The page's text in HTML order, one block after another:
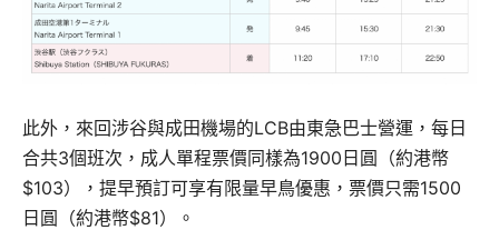
此外，來回涉谷與成田機場的LCB由東急巴士營運，每日
合共3個班次，成人單程票價同樣為1900日圓（約港幣
$103），提早預訂可享有限量早鳥優惠，票價只需1500
日圓（約港幣$81）。